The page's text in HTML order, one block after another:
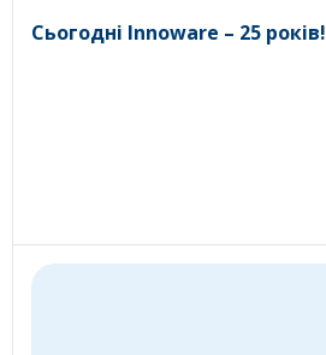
Сьогодні Innoware – 25 років!